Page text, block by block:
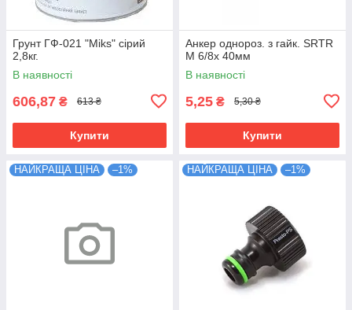
Грунт ГФ-021 "Miks" сірий
2,8кг.
В наявності
606,87 ₴ 613 ₴
Купити
Анкер однороз. з гайк. SRTR
М 6/8х 40мм
В наявності
5,25 ₴ 5,30 ₴
Купити
НАЙКРАЩА ЦІНА –1% НАЙКРАЩА ЦІНА –1%